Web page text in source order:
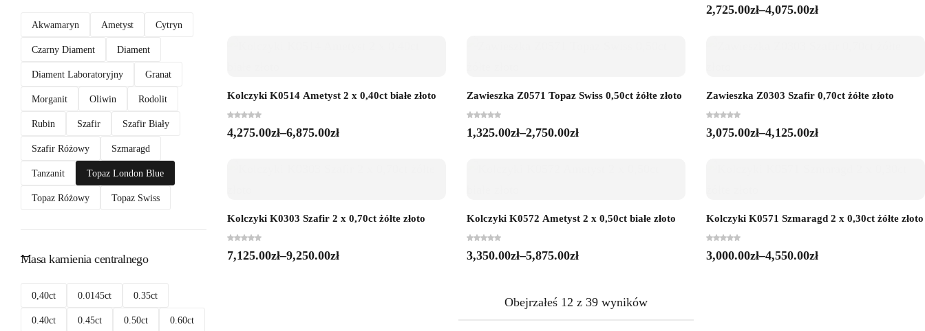
2,725.00zł–4,075.00zł
Kolczyki K0514 Ametyst 2 x 0,40ct białe złoto
4,275.00zł–6,875.00zł
Zawieszka Z0571 Topaz Swiss 0,50ct żółte złoto
1,325.00zł–2,750.00zł
Zawieszka Z0303 Szafir 0,70ct żółte złoto
3,075.00zł–4,125.00zł
Kolczyki K0303 Szafir 2 x 0,70ct żółte złoto
7,125.00zł–9,250.00zł
Kolczyki K0572 Ametyst 2 x 0,50ct białe złoto
3,350.00zł–5,875.00zł
Kolczyki K0571 Szmaragd 2 x 0,30ct żółte złoto
3,000.00zł–4,550.00zł
Obejrzałeś 12 z 39 wyników
Akwamaryn Ametyst Cytryn
Czarny Diament Diament
Diament Laboratoryjny Granat
Morganit Oliwin Rodolit
Rubin Szafir Szafir Biały
Szafir Różowy Szmaragd
Tanzanit Topaz London Blue
Topaz Różowy Topaz Swiss
Masa kamienia centralnego
0,40ct 0.0145ct 0.35ct
0.40ct 0.45ct 0.50ct 0.60ct